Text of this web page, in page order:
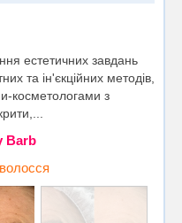
естетичних завдань
та ін'єкційних методів,
косметологами з
Barb